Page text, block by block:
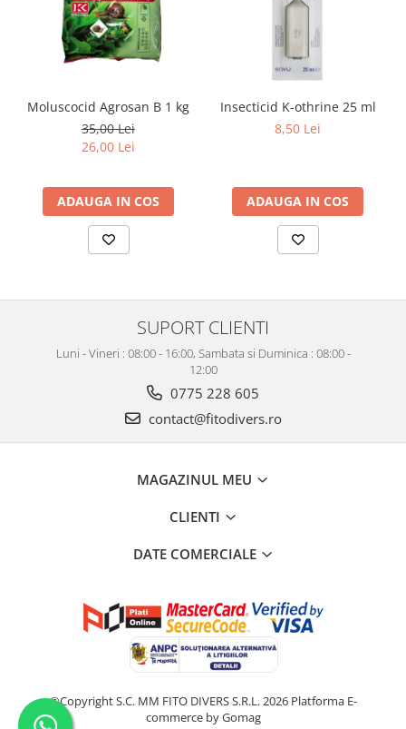
Moluscocid Agrosan B 1 kg
35,00 Lei
26,00 Lei
ADAUGA IN COS
Insecticid K-othrine 25 ml
8,50 Lei
ADAUGA IN COS
SUPORT CLIENTI
Luni - Vineri : 08:00 - 16:00, Sambata si Duminica : 08:00 -
12:00
0775 228 605
contact@fitodivers.ro
MAGAZINUL MEU
CLIENTI
DATE COMERCIALE
©Copyright S.C. MM FITO DIVERS S.R.L. 2026 Platforma E-
commerce by Gomag